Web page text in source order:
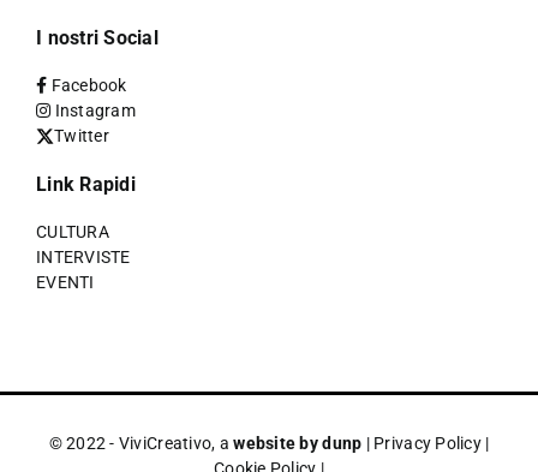
I nostri Social
Facebook
Instagram
Twitter
Link Rapidi
CULTURA
INTERVISTE
EVENTI
© 2022 - ViviCreativo, awebsite by dunp | Privacy Policy|